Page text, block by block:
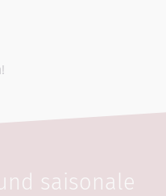
saisonale